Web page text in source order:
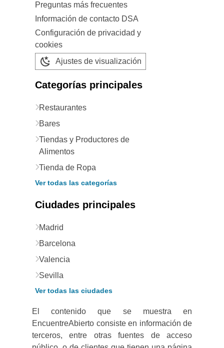
Preguntas más frecuentes
Información de contacto DSA
Configuración de privacidad y
cookies
Ajustes de visualización
Categorías principales
Restaurantes
Bares
Tiendas y Productores de
Alimentos
Tienda de Ropa
Ver todas las categorías
Ciudades principales
Madrid
Barcelona
Valencia
Sevilla
Ver todas las ciudades
El contenido que se muestra en
EncuentreAbierto consiste en información de
terceros, entre otras fuentes de acceso